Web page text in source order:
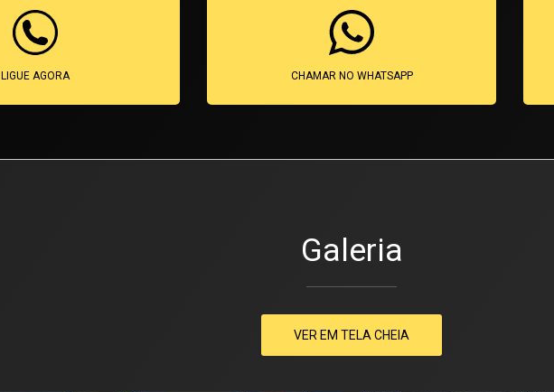
LIGUE AGORA CHAMAR NO WHATSAPP
Galeria
VER EM TELA CHEIA